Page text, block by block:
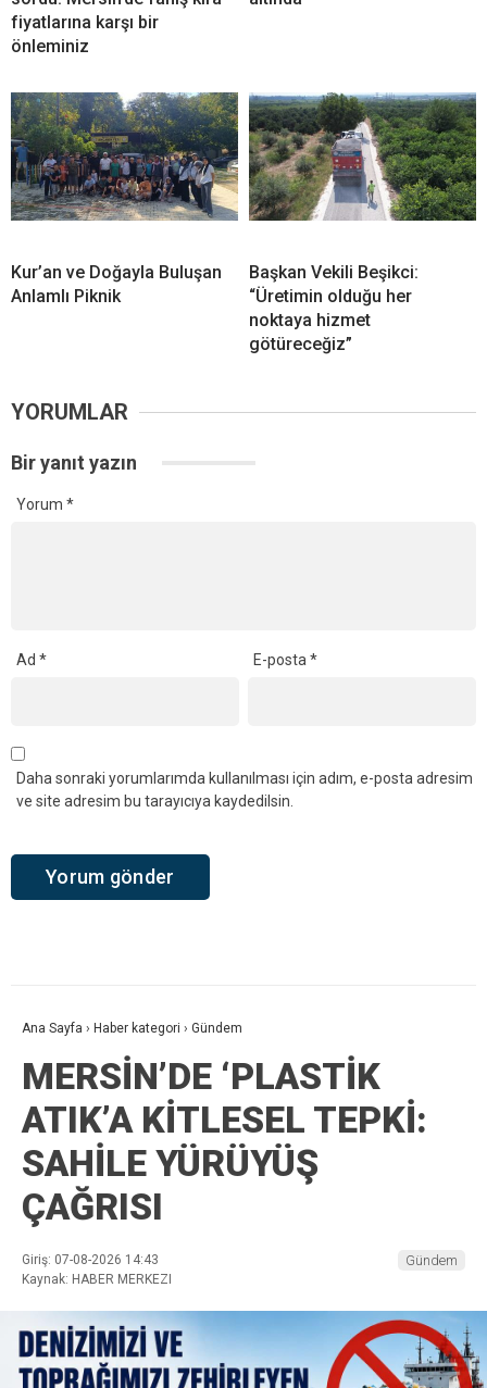
fiyatlarına karşı bir
önleminiz
Kur’an ve Doğayla Buluşan
Anlamlı Piknik
Başkan Vekili Beşikci:
“Üretimin olduğu her
noktaya hizmet
götüreceğiz”
YORUMLAR
Bir yanıt yazın
Yorum *
Ad * E-posta*
Daha sonraki yorumlarımda kullanılması için adım, e-posta adresim
ve site adresim bu tarayıcıya kaydedilsin.
Ana Sayfa › Haber kategori › Gündem
MERSİN’DE ‘PLASTİK
ATIK’A KİTLESEL TEPKİ:
SAHİLE YÜRÜYÜŞ
ÇAĞRISI
Giriş: 07-08-2026 14:43
Kaynak: HABER MERKEZI
Gündem